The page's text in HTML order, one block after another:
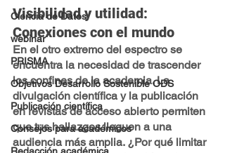
Ciencia de Datos
webinar
PRISMA
Objetivos Desarrollo Sostenible ODS
Publicación científica
Consejos para académicos
Visibilidad y utilidad:
Conexiones con el mundo
En el otro extremo del espectro se
encuentra la necesidad de trascender
los confines de la academia. La
divulgación científica y la publicación
en revistas de acceso abierto permiten
que tus hallazgos lleguen a una
audiencia más amplia. ¿Por qué limitar